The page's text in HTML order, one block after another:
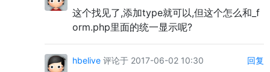
这个找见了,添加type就可以,但这个怎么和_f
orm.php里面的统一显示呢?
hbelive 评论于 2017-06-02 10:30 回复